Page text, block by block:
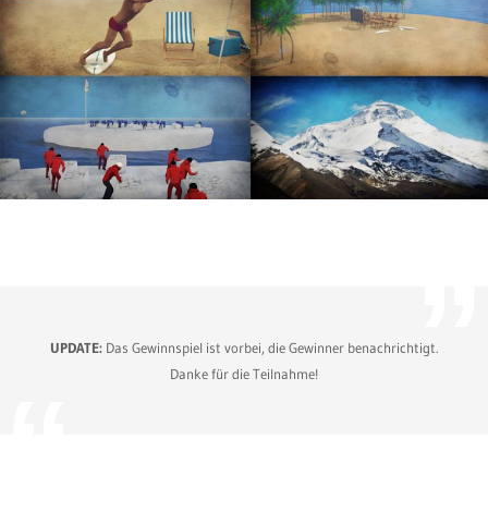
UPDATE: Das Gewinnspiel ist vorbei, die Gewinner benachrichtigt.
Danke für die Teilnahme!